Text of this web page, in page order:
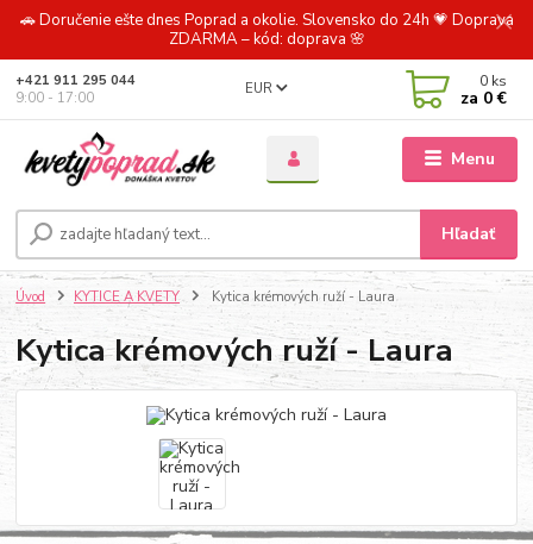
🚗 Doručenie ešte dnes Poprad a okolie. Slovensko do 24h 💗 Doprava
ZDARMA – kód: doprava 🌸
Menu
EUR
Hľadať
+421 911 295 044
9:00 - 17:00
0 ks
za 0 €
Úvod KYTICE A KVETY Kytica krémových ruží - Laura
Kytica krémových ruží - Laura